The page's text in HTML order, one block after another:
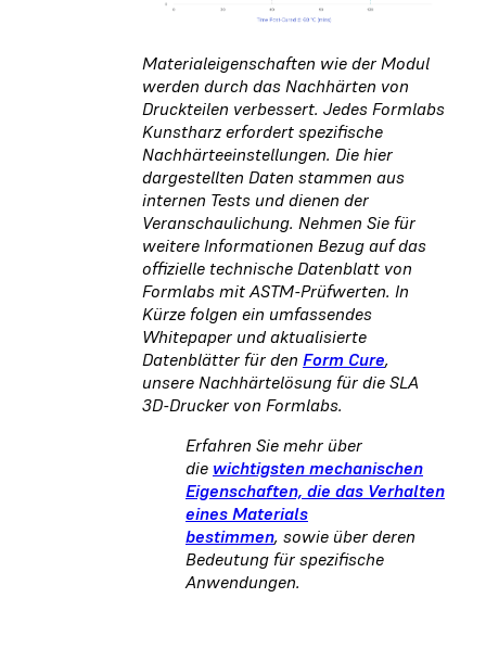
Materialeigenschaften wie der Modul
werden durch das Nachhärten von
Druckteilen verbessert. Jedes Formlabs
Kunstharz erfordert spezifische
Nachhärteeinstellungen. Die hier
dargestellten Daten stammen aus
internen Tests und dienen der
Veranschaulichung. Nehmen Sie für
weitere Informationen Bezug auf das
offizielle technische Datenblatt von
Formlabs mit ASTM-Prüfwerten. In
Kürze folgen ein umfassendes
Whitepaper und aktualisierte
Datenblätter für den Form Cure,
unsere Nachhärtelösung für die SLA
3D-Drucker von Formlabs.
Erfahren Sie mehr über
die wichtigsten mechanischen
Eigenschaften, die das Verhalten
eines Materials
bestimmen, sowie über deren
Bedeutung für spezifische
Anwendungen.